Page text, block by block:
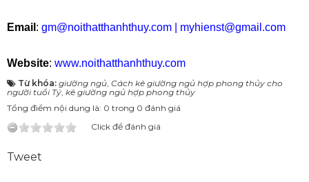
Email : gm@noithatthanhthuy.com myhienst@gmail.com
Website: www.noithatthanhthuy.com
Từ khóa: giường ngủ Cách kê giường ngủ hợp phong thủy cho
người tuổi Tý kê giường ngủ hợp phong thủy
Tổng điểm nội dung là: 0 trong 0 đánh giá
Click để đánh giá
Tweet